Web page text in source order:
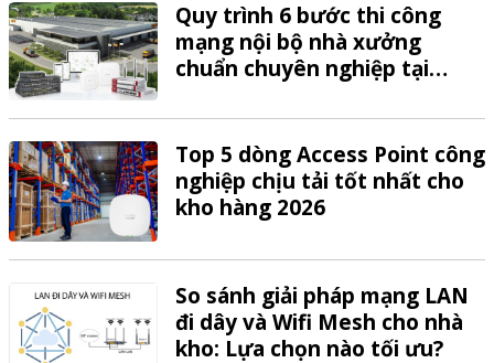
Quy trình 6 bước thi công
mạng nội bộ nhà xưởng
chuẩn chuyên nghiệp tại
Top 5 dòng Access Point công
nghiệp chịu tải tốt nhất cho
kho hàng 2026
So sánh giải pháp mạng LAN
đi dây và Wifi Mesh cho nhà
kho: Lựa chọn nào tối ưu?